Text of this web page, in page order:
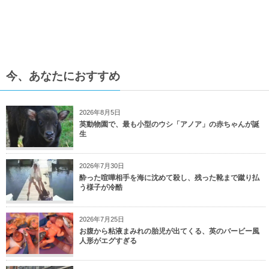
今、あなたにおすすめ
2026年8月5日
英動物園で、最も小型のウシ「アノア」の赤ちゃんが誕
生
2026年7月30日
酔った喧嘩相手を海に沈めて殺し、残った靴まで蹴り払
う様子が冷酷
2026年7月25日
お腹から粘液まみれの胎児が出てくる、英のバービー風
人形がエグすぎる